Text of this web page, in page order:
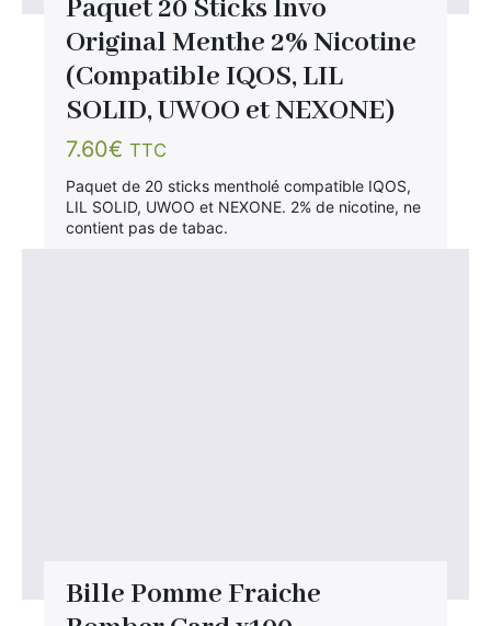
Paquet 20 Sticks Invo
Original Menthe 2% Nicotine
(Compatible IQOS, LIL
SOLID, UWOO et NEXONE)
7.60€ TTC
Paquet de 20 sticks mentholé compatible IQOS,
LIL SOLID, UWOO et NEXONE. 2% de nicotine, ne
contient pas de tabac.
Bille Pomme Fraiche